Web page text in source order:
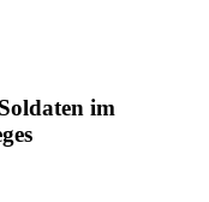
im